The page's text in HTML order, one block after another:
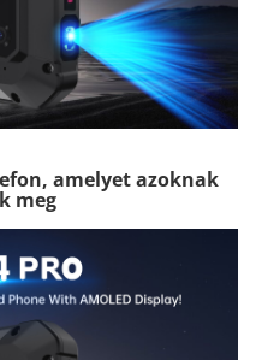
amelyet azoknak
meg